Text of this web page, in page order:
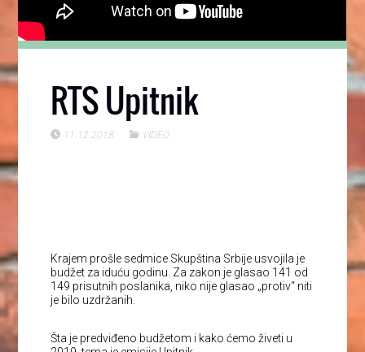
RTS Upitnik
11.12.2018 VIDEO
Krajem prošle sedmice Skupština Srbije usvojila je
budžet za iduću godinu. Za zakon je glasao 141 od
149 prisutnih poslanika, niko nije glasao „protiv“ niti
je bilo uzdržanih.
Šta je predviđeno budžetom i kako ćemo živeti u